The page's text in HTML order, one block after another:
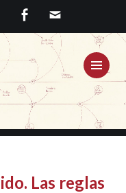
Las reglas